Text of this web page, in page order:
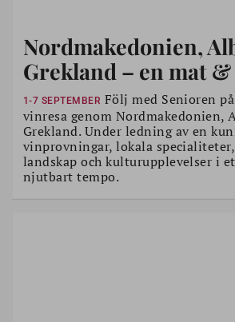
Nordmakedonien,
Grekland – en mat
1-7 SEPTEMBER Följ med Senioren
vinresa genom Nordmakedonien,
Grekland. Under ledning av en
vinprovningar, lokala
landskap och kulturupplevelser i
njutbart tempo.